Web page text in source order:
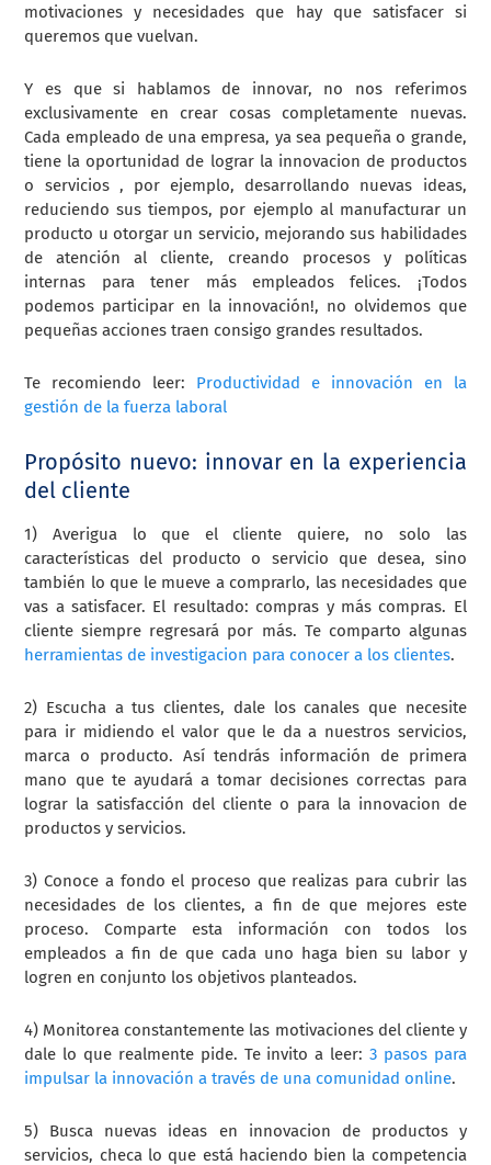
motivaciones y necesidades que hay que satisfacer si
queremos que vuelvan.
Y es que si hablamos de innovar, no nos referimos
exclusivamente en crear cosas completamente nuevas.
Cada empleado de una empresa, ya sea pequeña o grande,
tiene la oportunidad de lograr la innovacion de productos
o servicios , por ejemplo, desarrollando nuevas ideas,
reduciendo sus tiempos, por ejemplo al manufacturar un
producto u otorgar un servicio, mejorando sus habilidades
de atención al cliente, creando procesos y políticas
internas para tener más empleados felices. ¡Todos
podemos participar en la innovación!, no olvidemos que
pequeñas acciones traen consigo grandes resultados.
Te recomiendo leer: Productividad e innovación en la
gestión de la fuerza laboral
Propósito nuevo: innovar en la experiencia
del cliente
1) Averigua lo que el cliente quiere, no solo las
características del producto o servicio que desea, sino
también lo que le mueve a comprarlo, las necesidades que
vas a satisfacer. El resultado: compras y más compras. El
cliente siempre regresará por más. Te comparto algunas
herramientas de investigacion para conocer a los clientes.
2) Escucha a tus clientes, dale los canales que necesite
para ir midiendo el valor que le da a nuestros servicios,
marca o producto. Así tendrás información de primera
mano que te ayudará a tomar decisiones correctas para
lograr la satisfacción del cliente o para la innovacion de
productos y servicios.
3) Conoce a fondo el proceso que realizas para cubrir las
necesidades de los clientes, a fin de que mejores este
proceso. Comparte esta información con todos los
empleados a fin de que cada uno haga bien su labor y
logren en conjunto los objetivos planteados.
4) Monitorea constantemente las motivaciones del cliente y
dale lo que realmente pide. Te invito a leer: 3 pasos para
impulsar la innovación a través de una comunidad online.
5) Busca nuevas ideas en innovacion de productos y
servicios, checa lo que está haciendo bien la competencia